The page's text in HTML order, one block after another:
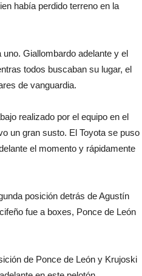
había perdido terreno en la
Giallombardo adelante y el
todos buscaban su lugar, el
de vanguardia.
realizado por el equipo en el
un gran susto. El Toyota se puso
el momento y rápidamente
posición detrás de Agustín
fue a boxes, Ponce de León
de Ponce de León y Krujoski